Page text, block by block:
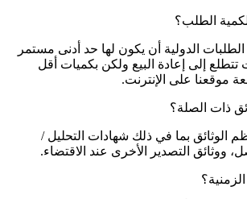
الطلب؟
الدولية أن يكون لها حد أدنى مستمر
إلى إعادة البيع ولكن بكميات أقل
موقعنا على الإنترنت.
ذات الصلة؟
الوثائق بما في ذلك شهادات التحليل /
ووثائق التصدير الأخرى عند الاقتضاء.